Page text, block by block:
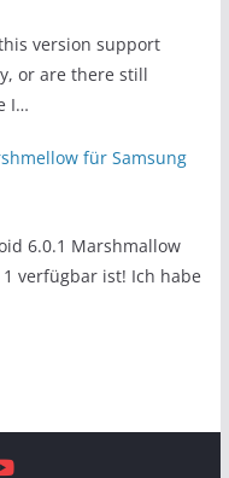
version support
or are there still
I…
für Samsung
6.0.1 Marshmallow
verfügbar ist! Ich habe